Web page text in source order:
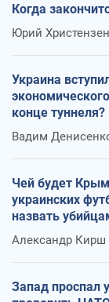
Когда
Юрий Христензен
Украина
конце туннеля?
Вадим
Чей будет
украинских
назвать
Александр Кирш
Запад проспал